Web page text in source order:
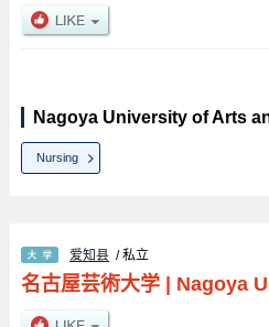
Nagoya University of Arts
Nursing
爱知县 / 私立
名古屋芸術大学| Nagoya